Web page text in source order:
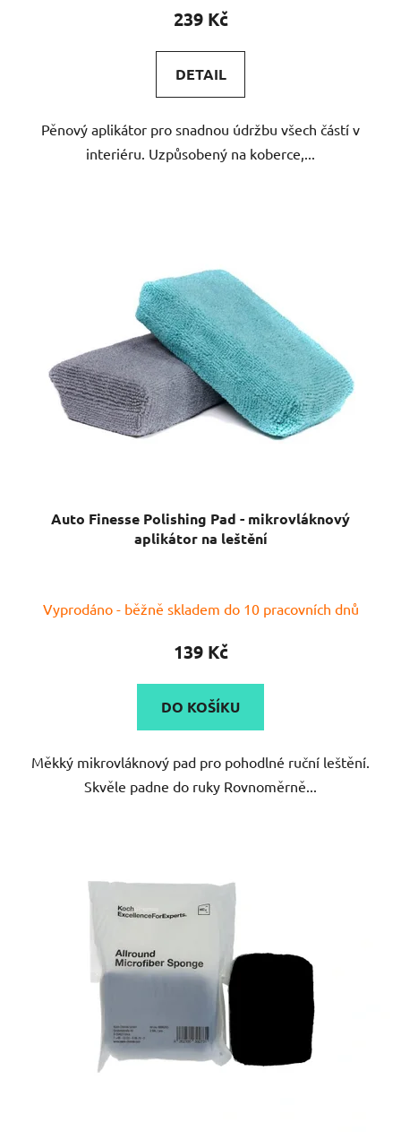
239 Kč
DETAIL
Pěnový aplikátor pro snadnou údržbu všech částí v
interiéru. Uzpůsobený na koberce,...
Auto Finesse Polishing Pad - mikrovláknový
aplikátor na leštění
hodnocení
produktu
5,0
z
hvězdiček.
Vyprodáno - běžně skladem do 10 pracovních dnů
139 Kč
DO KOŠÍKU
Měkký mikrovláknový pad pro pohodlné ruční leštění.
Skvěle padne do ruky Rovnoměrně...